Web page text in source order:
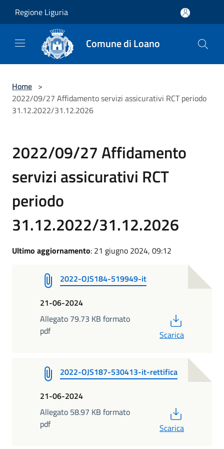
Regione Liguria
Comune di Loano
Home >
2022/09/27 Affidamento servizi assicurativi RCT periodo
31.12.2022/31.12.2026
2022/09/27 Affidamento
servizi assicurativi RCT
periodo
31.12.2022/31.12.2026
Ultimo aggiornamento: 21 giugno 2024, 09:12
2022-OJS184-519949-it
21-06-2024
Allegato 79.73 KB formato
pdf
Scarica
2022-OJS187-530413-it-rettifica
21-06-2024
Allegato 58.97 KB formato
pdf
Scarica